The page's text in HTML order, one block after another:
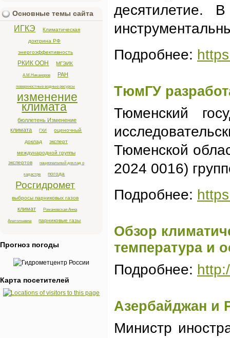
десятилетие.
Подробнее:
ТюмГУ
Тюменский
Тюменской
2024 0016)
Подробнее:
Обзор
температура и
Подробнее:
Азербайджан и
Министр
Основные темы сайта
ИГКЭ
Климатическая
доктрина РФ
энергоэффективность
РКИК ООН МГЭИК
А.М.Никаноров РАН
поверхностные водные ресурсы
изменение
климата
бюллетень Изменение
климата
ГХИ
оценочный
доклад
эксперт
международной группы
экспертов
национальный доклад о
кадастре погода
Росгидромет
выбросы парниковых газов
климат Романовская Анна
Анатольевна парниковые газы
Прогноз погоды
Карта посетителей